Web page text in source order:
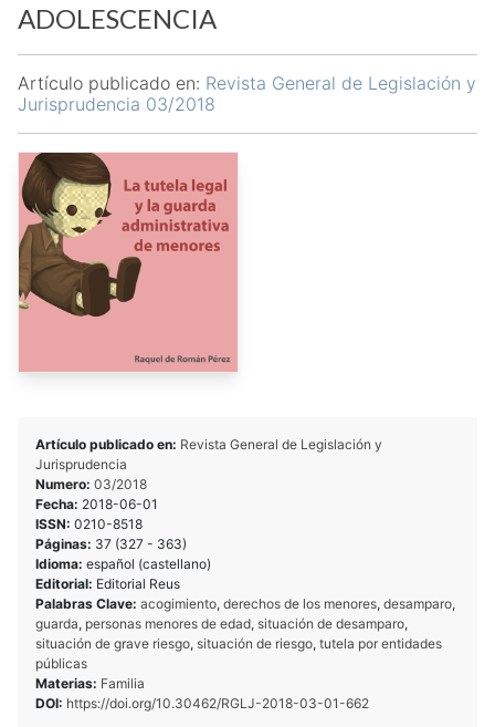
ADOLESCENCIA
Artículo publicado en: Revista General de Legislación y
Jurisprudencia 03/2018
Artículo publicado en: Revista General de Legislación y
Jurisprudencia
Numero: 03/2018
Fecha: 2018-06-01
ISSN: 0210-8518
Páginas: 37 (327 - 363)
Idioma: español (castellano)
Editorial: Editorial Reus
Palabras Clave: acogimiento, derechos de los menores, desamparo,
guarda, personas menores de edad, situación de desamparo,
situación de grave riesgo, situación de riesgo, tutela por entidades
públicas
Materias: Familia
DOI: https://doi.org/10.30462/RGLJ-2018-03-01-662